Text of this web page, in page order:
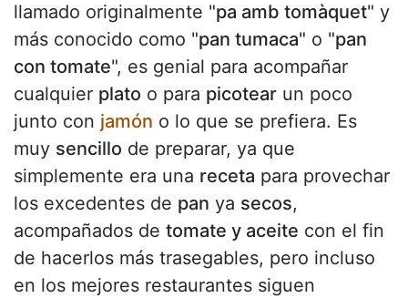
llamado originalmente "pa amb tomàquet" y
más conocido como "pan tumaca" o "pan
con tomate", es genial para acompañar
cualquier plato o para picotear un poco
junto con jamón o lo que se prefiera. Es
muy sencillo de preparar, ya que
simplemente era una receta para provechar
los excedentes de pan ya secos,
acompañados de tomate y aceite con el fin
de hacerlos más trasegables, pero incluso
en los mejores restaurantes siguen